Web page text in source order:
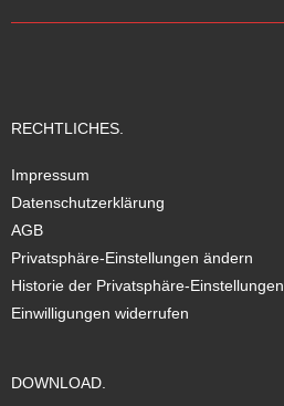
RECHTLICHES.
Impressum
Datenschutzerklärung
AGB
Privatsphäre-Einstellungen ändern
Historie der Privatsphäre-Einstellungen
Einwilligungen widerrufen
DOWNLOAD.